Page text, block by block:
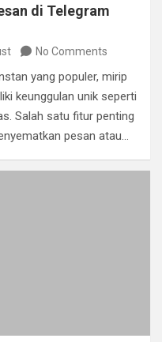
di Telegram
No Comments
yang populer, mirip
keunggulan unik seperti
Salah satu fitur penting
pesan atau…